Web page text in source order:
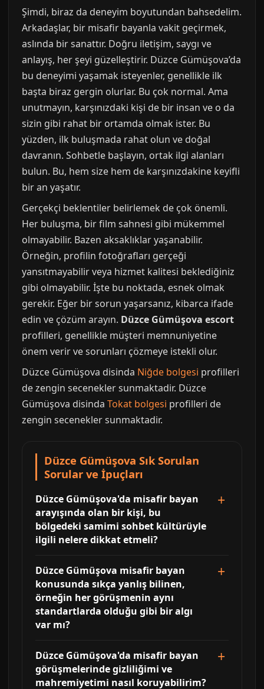
Şimdi, biraz da deneyim boyutundan bahsedelim.
Arkadaşlar, bir misafir bayanla vakit geçirmek,
aslında bir sanattır. Doğru iletişim, saygı ve
anlayış, her şeyi güzelleştirir. Düzce Gümüşova’da
bu deneyimi yaşamak isteyenler, genellikle ilk
başta biraz gergin olurlar. Bu çok normal. Ama
unutmayın, karşınızdaki kişi de bir insan ve o da
sizin gibi rahat bir ortamda olmak ister. Bu
yüzden, ilk buluşmada rahat olun ve doğal
davranın. Sohbetle başlayın, ortak ilgi alanları
bulun. Bu, hem size hem de karşınızdakine keyifli
bir an yaşatır.
Gerçekçi beklentiler belirlemek de çok önemli.
Her buluşma, bir film sahnesi gibi mükemmel
olmayabilir. Bazen aksaklıklar yaşanabilir.
Örneğin, profilin fotoğrafları gerçeği
yansıtmayabilir veya hizmet kalitesi beklediğiniz
gibi olmayabilir. İşte bu noktada, esnek olmak
gerekir. Eğer bir sorun yaşarsanız, kibarca ifade
edin ve çözüm arayın. Düzce Gümüşova escort
profilleri, genellikle müşteri memnuniyetine
önem verir ve sorunları çözmeye istekli olur.
Düzce Gümüşova disinda Niğde bolgesi profilleri
de zengin secenekler sunmaktadir. Düzce
Gümüşova disinda Tokat bolgesi profilleri de
zengin secenekler sunmaktadir.
Düzce Gümüşova Sık Sorulan
Sorular ve İpuçları
Düzce Gümüşova'da misafir bayan
arayışında olan bir kişi, bu
bölgedeki samimi sohbet kültürüyle
ilgili nelere dikkat etmeli?
Düzce Gümüşova misafir bayan
konusunda sıkça yanlış bilinen,
örneğin her görüşmenin aynı
standartlarda olduğu gibi bir algı
var mı?
Düzce Gümüşova'da misafir bayan
görüşmelerinde gizliliğimi ve
mahremiyetimi nasıl koruyabilirim?